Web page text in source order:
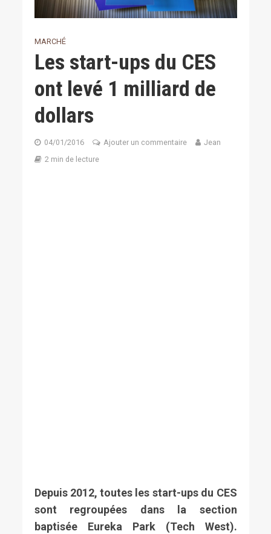
MARCHÉ
Les start-ups du CES
ont levé 1 milliard de
dollars
04/01/2016 Ajouter un commentaire
Jean
2 min de lecture
Depuis 2012, toutes les start-ups du CES
sont regroupées dans la section
baptisée Eureka Park (Tech West).